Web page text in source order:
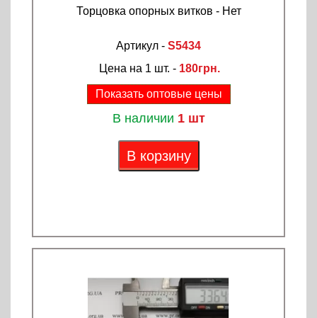
Торцовка опорных витков - Нет
Артикул - S5434
Цена на 1 шт. - 180грн.
Показать оптовые цены
В наличии 1 шт
В корзину